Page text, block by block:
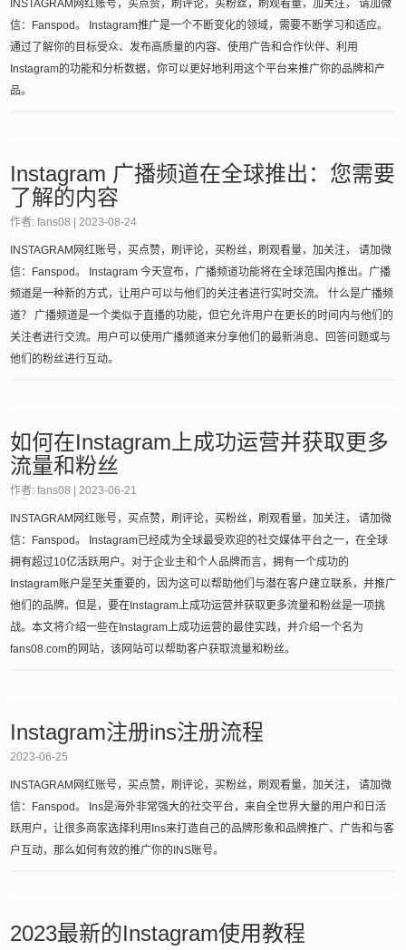
INSTAGRAM网红账号，买点赞，刷评论，买粉丝，刷观看量，加关注， 请加微
信：Fanspod。 Instagram推广是一个不断变化的领域，需要不断学习和适应。
通过了解你的目标受众、发布高质量的内容、使用广告和合作伙伴、利用
Instagram的功能和分析数据，你可以更好地利用这个平台来推广你的品牌和产
品。
Instagram 广播频道在全球推出：您需要
了解的内容
作者: fans08 | 2023-08-24
INSTAGRAM网红账号，买点赞，刷评论，买粉丝，刷观看量，加关注， 请加微
信：Fanspod。 Instagram 今天宣布，广播频道功能将在全球范围内推出。广播
频道是一种新的方式，让用户可以与他们的关注者进行实时交流。 什么是广播频
道？ 广播频道是一个类似于直播的功能，但它允许用户在更长的时间内与他们的
关注者进行交流。用户可以使用广播频道来分享他们的最新消息、回答问题或与
他们的粉丝进行互动。
如何在Instagram上成功运营并获取更多
流量和粉丝
作者: fans08 | 2023-06-21
INSTAGRAM网红账号，买点赞，刷评论，买粉丝，刷观看量，加关注， 请加微
信：Fanspod。 Instagram已经成为全球最受欢迎的社交媒体平台之一，在全球
拥有超过10亿活跃用户。对于企业主和个人品牌而言，拥有一个成功的
Instagram账户是至关重要的，因为这可以帮助他们与潜在客户建立联系，并推广
他们的品牌。但是，要在Instagram上成功运营并获取更多流量和粉丝是一项挑
战。本文将介绍一些在Instagram上成功运营的最佳实践，并介绍一个名为
fans08.com的网站，该网站可以帮助客户获取流量和粉丝。
Instagram注册ins注册流程
2023-06-25
INSTAGRAM网红账号，买点赞，刷评论，买粉丝，刷观看量，加关注， 请加微
信：Fanspod。 Ins是海外非常强大的社交平台，来自全世界大量的用户和日活
跃用户，让很多商家选择利用Ins来打造自己的品牌形象和品牌推广、广告和与客
户互动，那么如何有效的推广你的INS账号。
2023最新的Instagram使用教程